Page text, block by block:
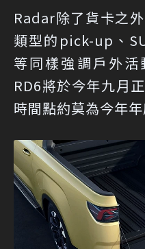
Radar除了貨卡之
類型的pick-up、
等同樣強調戶外
RD6將於今年九月
時間點約莫為今年年